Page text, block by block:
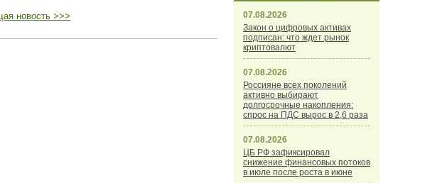
новость >>>
07.08.2026
Закон о цифровых активах
подписан: что ждет рынок
криптовалют
07.08.2026
Россияне всех поколений
активно выбирают
долгосрочные накопления:
спрос на ПДС вырос в 2,6 раза
07.08.2026
ЦБ РФ зафиксировал
снижение финансовых потоков
в июле после роста в июне